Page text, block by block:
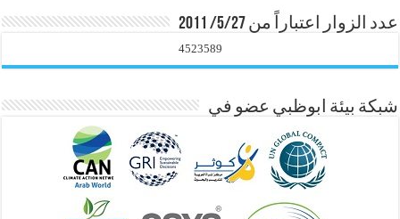
عدد الزوار اعتباراً من 5/27/ 2011
4523589
شبكة بيئة ابوظبي عضو في